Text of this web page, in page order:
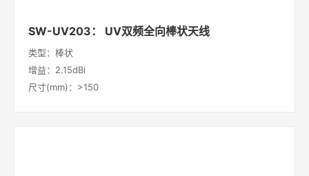
SW-UV203： UV双频全向棒状天线
类型：棒状
增益：2.15dBi
尺寸(mm)：>150